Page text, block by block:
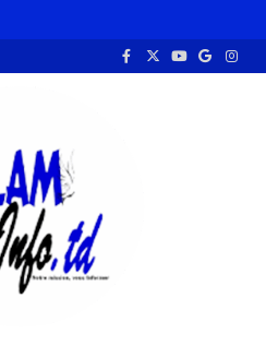
en instance d’intégration